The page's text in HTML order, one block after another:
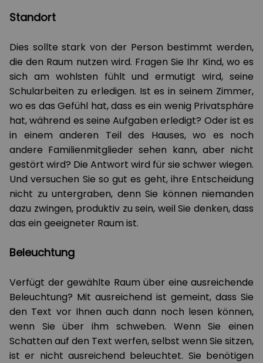
Standort
Dies sollte stark von der Person bestimmt werden,
die den Raum nutzen wird. Fragen Sie Ihr Kind, wo es
sich am wohlsten fühlt und ermutigt wird, seine
Schularbeiten zu erledigen. Ist es in seinem Zimmer,
wo es das Gefühl hat, dass es ein wenig Privatsphäre
hat, während es seine Aufgaben erledigt? Oder ist es
in einem anderen Teil des Hauses, wo es noch
andere Familienmitglieder sehen kann, aber nicht
gestört wird? Die Antwort wird für sie schwer wiegen.
Und versuchen Sie so gut es geht, ihre Entscheidung
nicht zu untergraben, denn Sie können niemanden
dazu zwingen, produktiv zu sein, weil Sie denken, dass
das ein geeigneter Raum ist.
Beleuchtung
Verfügt der gewählte Raum über eine ausreichende
Beleuchtung? Mit ausreichend ist gemeint, dass Sie
den Text vor Ihnen auch dann noch lesen können,
wenn Sie über ihm schweben. Wenn Sie einen
Schatten auf den Text werfen, selbst wenn Sie sitzen,
ist er nicht ausreichend beleuchtet. Sie benötigen